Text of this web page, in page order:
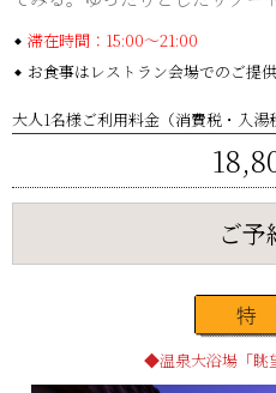
滞在時間：15:00～21:00
お食事はレストラン会場でのご提
大人1名様ご利用料金（消費税・入湯
ご予
温泉大浴場「眺